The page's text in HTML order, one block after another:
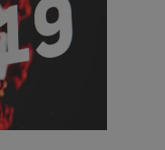
.rfihub.com